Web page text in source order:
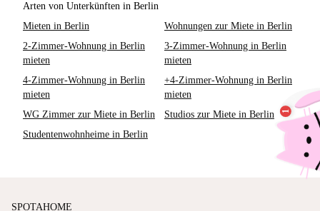
Arten von Unterkünften in Berlin
Mieten in Berlin
Wohnungen zur Miete in Berlin
2-Zimmer-Wohnung in Berlin
mieten
3-Zimmer-Wohnung in Berlin
mieten
4-Zimmer-Wohnung in Berlin
mieten
+4-Zimmer-Wohnung in Berlin
mieten
WG Zimmer zur Miete in Berlin
Studios zur Miete in Berlin
Studentenwohnheime in Berlin
SPOTAHOME